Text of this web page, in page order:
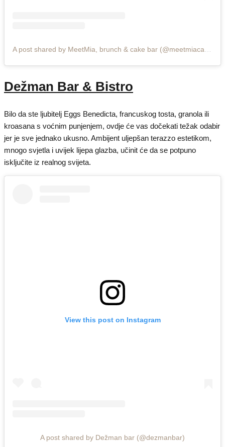
Dežman Bar & Bistro
Bilo da ste ljubitelj Eggs Benedicta, francuskog tosta, granola ili
kroasana s voćnim punjenjem, ovdje će vas dočekati težak odabir
jer je sve jednako ukusno. Ambijent uljepšan terazzo estetikom,
mnogo svjetla i uvijek lijepa glazba, učinit će da se potpuno
isključite iz realnog svijeta.
View this post on Instagram
A post shared by Dežman bar (@dezmanbar)